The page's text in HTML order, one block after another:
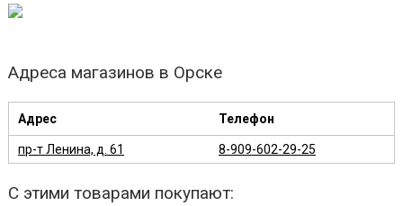
Адреса магазинов в Орске
Адрес Телефон
пр-т Ленина, д. 61 8-909-602-29-25
С этими товарами покупают: